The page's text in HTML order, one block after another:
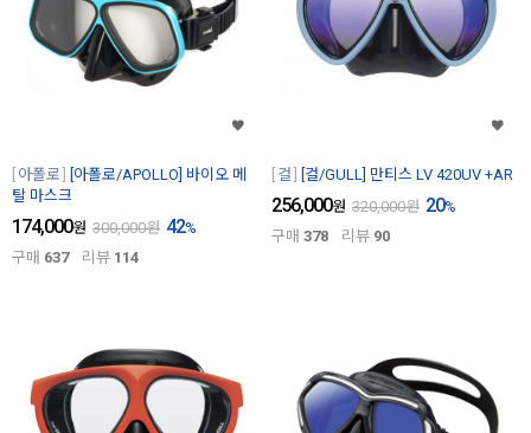
아폴로
[아폴로/APOLLO] 바이오 메
탈 마스크
174,000원 300,000원 42%
구매 637 리뷰 114
걸 [걸/GULL] 만티스 LV 420UV +AR
256,000원 320,000원 20%
구매 378 리뷰 90